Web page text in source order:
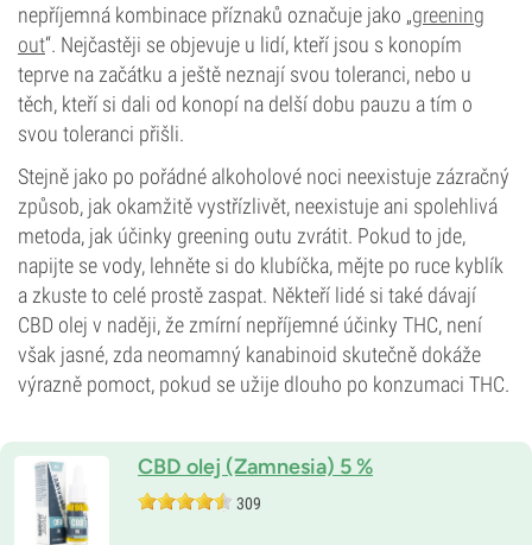
nepříjemná kombinace příznaků označuje jako „greening
out“. Nejčastěji se objevuje u lidí, kteří jsou s konopím
teprve na začátku a ještě neznají svou toleranci, nebo u
těch, kteří si dali od konopí na delší dobu pauzu a tím o
svou toleranci přišli.
Stejně jako po pořádné alkoholové noci neexistuje zázračný
způsob, jak okamžitě vystřízlivět, neexistuje ani spolehlivá
metoda, jak účinky greening outu zvrátit. Pokud to jde,
napijte se vody, lehněte si do klubíčka, mějte po ruce kyblík
a zkuste to celé prostě zaspat. Někteří lidé si také dávají
CBD olej v naději, že zmírní nepříjemné účinky THC, není
však jasné, zda neomamný kanabinoid skutečně dokáže
výrazně pomoct, pokud se užije dlouho po konzumaci THC.
CBD olej (Zamnesia) 5 %
309